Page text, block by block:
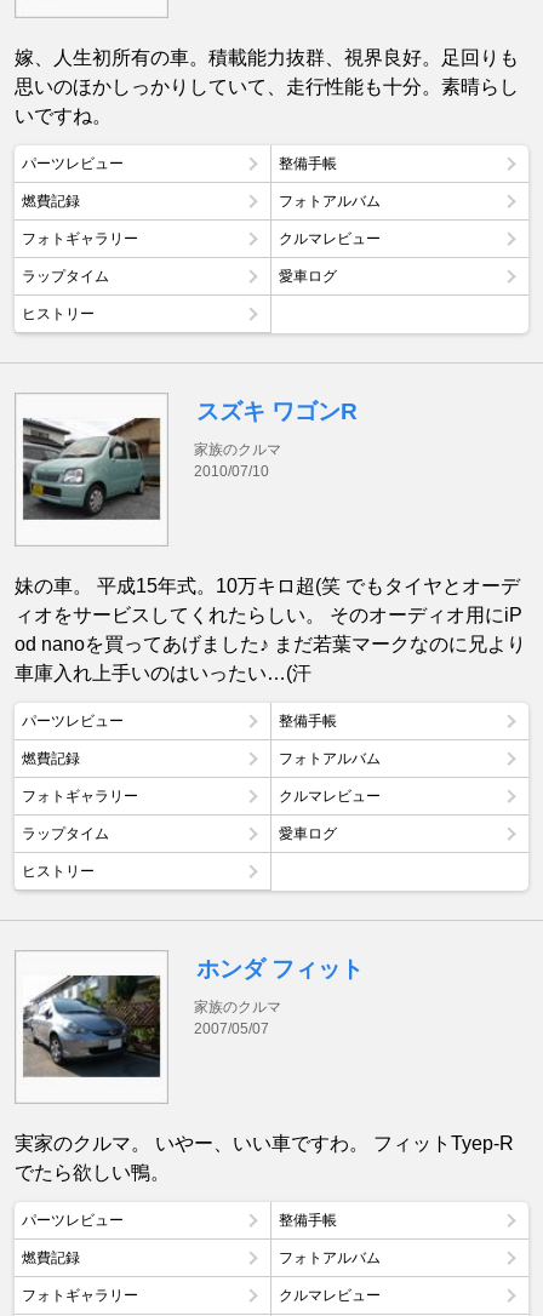
嫁、人生初所有の車。積載能力抜群、視界良好。足回りも
思いのほかしっかりしていて、走行性能も十分。素晴らし
いですね。
パーツレビュー 整備手帳
燃費記録 フォトアルバム
フォトギャラリー クルマレビュー
ラップタイム 愛車ログ
ヒストリー
スズキ ワゴンR
家族のクルマ
2010/07/10
妹の車。 平成15年式。10万キロ超(笑 でもタイヤとオーデ
ィオをサービスしてくれたらしい。 そのオーディオ用にiP
od nanoを買ってあげました♪ まだ若葉マークなのに兄より
車庫入れ上手いのはいったい…(汗
パーツレビュー 整備手帳
燃費記録 フォトアルバム
フォトギャラリー クルマレビュー
ラップタイム 愛車ログ
ヒストリー
ホンダ フィット
家族のクルマ
2007/05/07
実家のクルマ。 いやー、いい車ですわ。 フィットTyep-R
でたら欲しい鴨。
パーツレビュー 整備手帳
燃費記録 フォトアルバム
フォトギャラリー クルマレビュー